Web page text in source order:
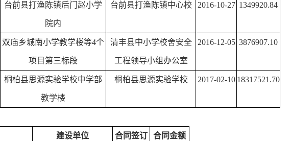
台前县打渔陈镇后门赵小学
院内
台前县打渔陈镇中心校 2016-10-27 1349920.84
双庙乡城南小学教学楼等4个
项目第三标段
清丰县中小学校舍安全
工程领导小组办公室
2016-12-05 3876907.10
桐柏县思源实验学校中学部
教学楼
桐柏县思源实验学校 2017-02-10 18317521.70
建设单位 合同签订 合同金额